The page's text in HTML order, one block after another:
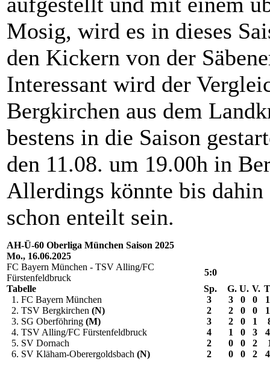
Mosig, wird es in dieses
den Kickern von der
Interessant wird der
Bergkirchen aus dem
bestens in die Saison
den 11.08. um 19.00h in
Allerdings könnte bis
schon enteilt sein.
AH-Ü-60 Oberliga München Saison 2025
Mo., 16.06.2025
FC Bayern München - TSV Alling/FC
Fürstenfeldbruck
5:0
Tabelle
Sp. G. U. V.
1. FC Bayern München
3 3 0 0
2. TSV Bergkirchen (N) 2 2 0 0
3. SG Oberföhring (M) 3 2 0 1
4. TSV Alling/FC Fürstenfeldbruck
4 1 0 3
5. SV Dornach
2 0 0 2
6. SV Kläham-Oberergoldsbach (N) 2 0 0 2